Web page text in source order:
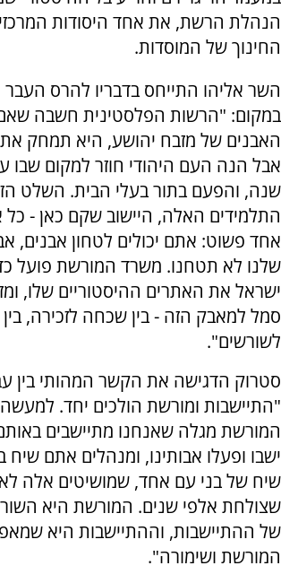
הנהלת הרשת, את אחד היסודות
החינוך של המוסדות.
השר אליהו התייחס בדבריו להרס העבר
במקום: "הרשות הפלסטינית חשבה
האבנים של מזבח יהושע, היא תמחק
שנה, והפעם בתור בעלי הבית. השלט
התלמידים האלה, היישוב שקם כאן - כל
אחד פשוט: אתם יכולים לטחון אבנים,
שלנו לא תטחנו. משרד המורשת פועל
ישראל את האתרים ההיסטוריים שלו,
סמל למאבק הזה - בין שכחה לזכירה,
לשורשים".
סטרוק הדגישה את הקשר המהותי בין
"התיישבות ומורשת הולכים יחד.
המורשת מגלה שאנחנו מתיישבים
ישבו ופעלו אבותינו, ומנהלים אתם שיח
שיח של בני עם אחד, שמושיטים אלה
שצולחת אלפי שנים. המורשת היא
של ההתיישבות, וההתיישבות היא
המורשת ושימורה".